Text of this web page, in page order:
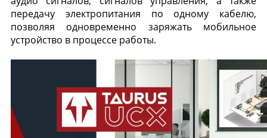
передачу электропитания по одному кабелю,
позволяя одновременно заряжать мобильное
устройство в процессе работы.